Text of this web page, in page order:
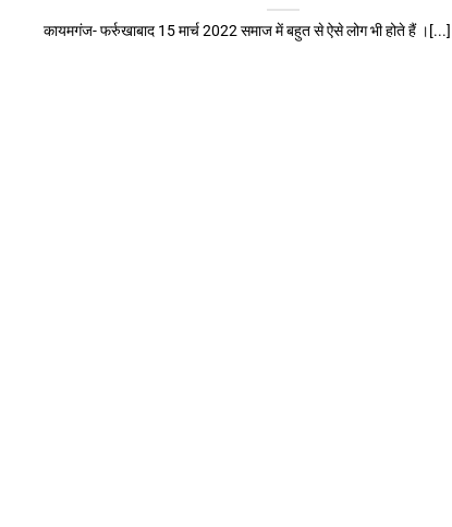
कायमगंज- फर्रुखाबाद 15 मार्च 2022 समाज में बहुत से ऐसे लोग भी होते हैं ।[...]